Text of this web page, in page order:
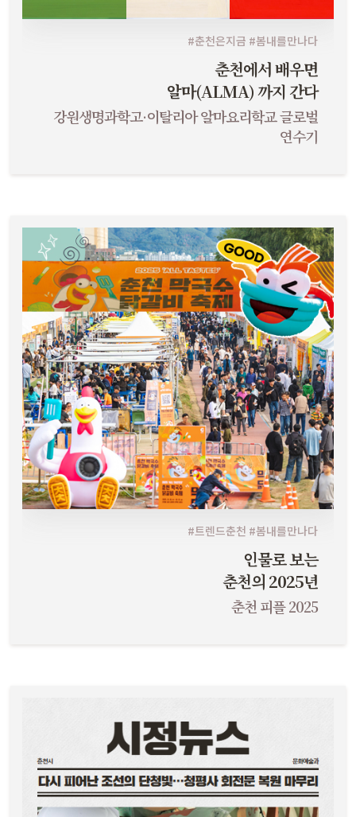
#춘천은지금 #봄내를만나다
춘천에서 배우면
알마(ALMA) 까지 간다
강원생명과학고·이탈리아 알마요리학교 글로벌
연수기
#트렌드춘천 #봄내를만나다
인물로 보는
춘천의 2025년
춘천 피플 2025
춘천의 2025년 춘천 피플 2025 보러가기